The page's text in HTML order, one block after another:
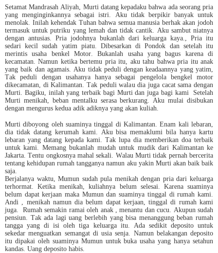
Setamat Mandrasah Aliyah, Murti datang kepadaku bahwa ada seorang pria
yang menginginkannya sebagai istri. Aku tidak berpikir banyak untuk
menolak. Inilah kehendak Tuhan bahwa semua manusia berhak akan jodoh
termasuk untuk putriku yang lemah dan tidak cantik. Aku sambut niatnya
dengan antusias. Pria jodohnya bukanlah dari keluarga kaya., Pria itu
sedari kecil sudah yatim piatu. Dibesarkan di Pondok dan setelah itu
merintis usaha benkel Motor. Bukanlah usaha yang bagus karena di
kecamatan. Namun ketika bertemu pria itu, aku tahu bahwa pria itu anak
yang baik dan agamais. Aku tidak peduli dengan keadaannya yang yatim,
Tak peduli dengan usahanya hanya sebagai pengelola bengkel motor
dikecamatan, di Kalimantan. Tak peduli walau dia juga cacat sama dengan
Murti. Bagiku, inilah yang terbaik bagi Murti dan juga bagi kami Setelah
Murti menikah, beban mentalku serasa berkurang. Aku mulai disibukan
dengan mengurus kedua adik adiknya yang akan kuliah.
Murti diboyong oleh suaminya tinggal di Kalimantan. Enam kali lebaran,
dia tidak datang kerumah kami. Aku bisa memaklumi bila hanya kartu
lebaran yang datang kepada kami. Tak lupa dia memberikan doa terbaik
untuk kami. Memang bukanlah mudah untuk mudik dari Kalimantan ke
Jakarta. Tentu ongkosnya mahal sekali. Walau Murti tidak pernah bercerita
tentang kehidupan rumah tangganya namun aku yakin Murti akan baik baik
saja.
Berjalanya waktu, Mumun sudah pula menikah dengan pria dari keluarga
terhormat. Ketika menikah, kuliahnya belum selesai. Karena suaminya
belum dapat kerjaan maka Mumun dan suaminya tinggal di rumah kami.
Andi , menikah namun dia belum dapat kerjaan, tinggal di rumah kami
juga. Rumah semakin ramai oleh anak , menantu dan cucu. Akupun sudah
pensiun. Tak ada lagi uang berlebih yang bisa menanggung beban rumah
tangga yang di isi oleh tiga keluarga itu. Ada sedikit deposito untuk
sekedar menguatkan semangat di usia senja. Namun belakangan deposito
itu dipakai oleh suaminya Mumun untuk buka usaha yang hanya setahun
kandas. Uang deposito habis.